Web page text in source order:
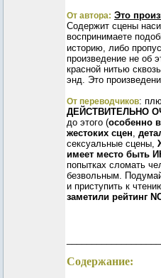
От автора: Это
Содержит сцены
воспринимаете
историю, либо
произведение не об
красной нитью
энд. Это
От переводчиков:
ДЕЙСТВИТЕЛЬНО
до этого (особенно
жестоких сцен,
сексуальные сцены,
имеет место быть
попытках сломать
безвольным.
и приступить к
заметили рейтинг
Содержание: